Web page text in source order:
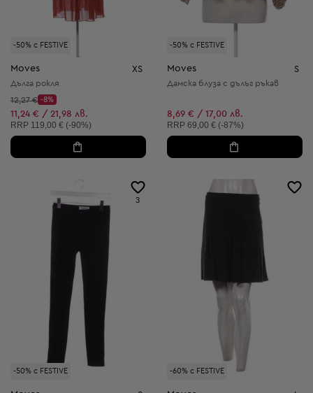
-50% с FESTIVE
Moves XS
Дълга рокля
Начална цена:
12,27 €
Discount Price:
-8%
Намалена цена:
11,24 € / 21,98 лв.
Препоръчителна цена:
RRP 119,00 € (-90%)
-50% с FESTIVE
Moves S
Дамска блуза с дълъг ръкав
8,69 € / 17,00 лв.
Препоръчителна цена:
RRP 69,00 € (-87%)
-50% с FESTIVE
3
-60% с FESTIVE